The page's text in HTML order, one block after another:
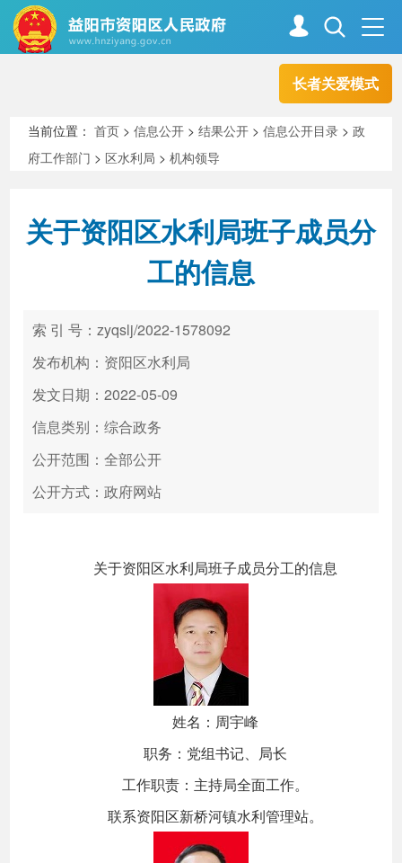
长者关爱模式
走进资阳
新闻中心 解读回应
政务服务
高效办成一件事
当前位置：首页 >信息公开 >结果公开 >信息公开目录 >政
府工作部门 > 区水利局 >机构领导
关于资阳区水利局班子成员分
工的信息
索 引 号：zyqslj/2022-1578092
发布机构：资阳区水利局
发文日期：2022-05-09
信息类别：综合政务
公开范围：全部公开
公开方式：政府网站
关于资阳区水利局班子成员分工的信息
姓名：周宇峰
职务：党组书记、局长
工作职责：主持局全面工作。
联系资阳区新桥河镇水利管理站。